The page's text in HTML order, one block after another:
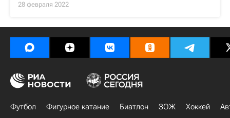
28 февраля 2022
Футбол Фигурное катание Биатлон ЗОЖ Хоккей